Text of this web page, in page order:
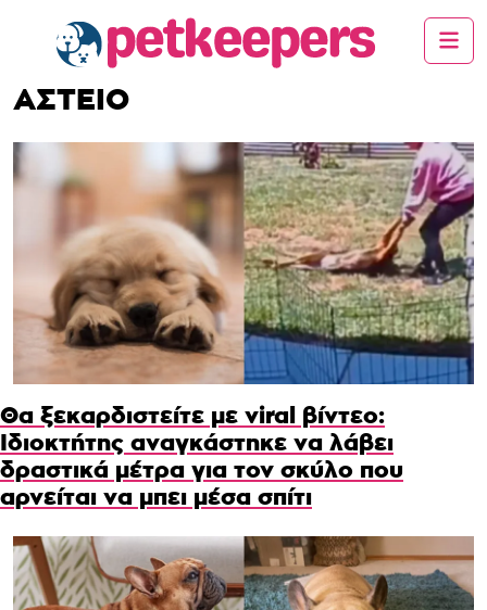
ΑΣΤΕΙΟ
Θα ξεκαρδιστείτε με viral βίντεο:
Ιδιοκτήτης αναγκάστηκε να λάβει
δραστικά μέτρα για τον σκύλο που
αρνείται να μπει μέσα σπίτι